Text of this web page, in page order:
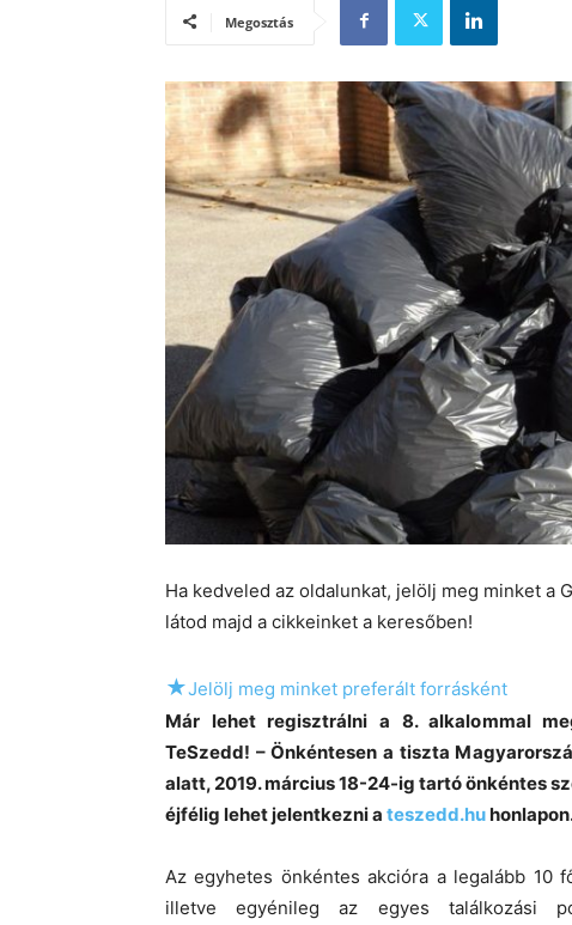
Megosztás
Ha kedveled az oldalunkat, jelölj meg minket
látod majd a cikkeinket a keresőben!
★Jelölj meg minket preferált forrásként
Már lehet regisztrálni a 8. alkalommal
TeSzedd! – Önkéntesen a tiszta
alatt, 2019. március 18-24-ig tartó önkéntes
éjfélig lehet jelentkezni a teszedd.hu
Az egyhetes önkéntes akcióra a legalább 10
illetve egyénileg az egyes találkozási